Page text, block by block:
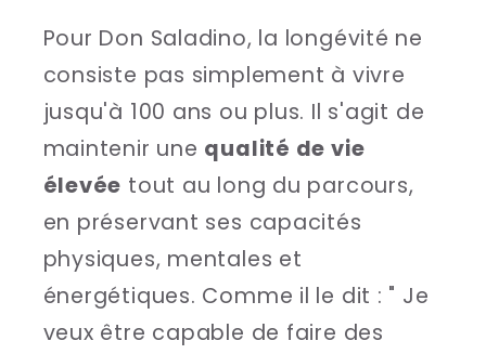
Pour Don Saladino, la longévité ne
consiste pas simplement à vivre
jusqu'à 100 ans ou plus. Il s'agit de
maintenir une qualité de vie
élevée tout au long du parcours,
en préservant ses capacités
physiques, mentales et
énergétiques. Comme il le dit : " Je
veux être capable de faire des